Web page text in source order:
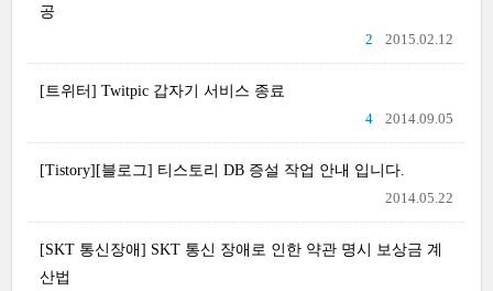
공
2015.02.12
2
[트위터] Twitpic 갑자기 서비스 종료
2014.09.05
4
[Tistory][블로그] 티스토리 DB 증설 작업 안내 입니다.
2014.05.22
[SKT 통신장애] SKT 통신 장애로 인한 약관 명시 보상금 계
산법